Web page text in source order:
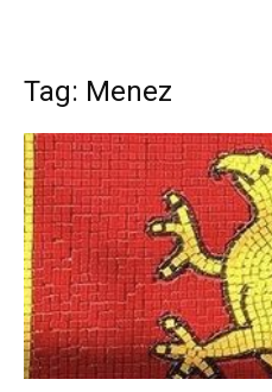
Tag: Menez